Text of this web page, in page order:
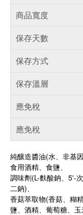
商品寬度
保存天數
保存方式
保存溫層
應免稅
應免稅
純釀造醬油(水、非基
食用酒精、食鹽、
調味劑(L-麩酸鈉、5'-
二鈉)、
香菇萃取物(香菇、糊
鹽、酒精、葡萄糖、